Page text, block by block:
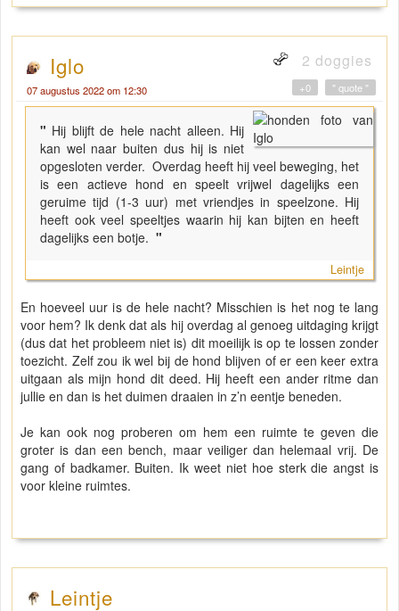
Iglo 2 doggies
07 augustus 2022 om 12:30 " quote "
+0
" Hij blijft de hele nacht alleen. Hij
kan wel naar buiten dus hij is niet
opgesloten verder. Overdag heeft hij veel beweging, het
is een actieve hond en speelt vrijwel dagelijks een
geruime tijd (1-3 uur) met vriendjes in speelzone. Hij
heeft ook veel speeltjes waarin hij kan bijten en heeft
dagelijks een botje. "
Leintje
En hoeveel uur is de hele nacht? Misschien is het nog te lang
voor hem? Ik denk dat als hij overdag al genoeg uitdaging krijgt
(dus dat het probleem niet is) dit moeilijk is op te lossen zonder
toezicht. Zelf zou ik wel bij de hond blijven of er een keer extra
uitgaan als mijn hond dit deed. Hij heeft een ander ritme dan
jullie en dan is het duimen draaien in z’n eentje beneden.
Je kan ook nog proberen om hem een ruimte te geven die
groter is dan een bench, maar veiliger dan helemaal vrij. De
gang of badkamer. Buiten. Ik weet niet hoe sterk die angst is
voor kleine ruimtes.
Leintje